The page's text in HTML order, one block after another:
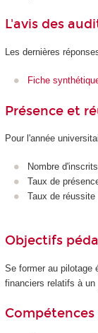
L'avis des
Les dernières
Fiche
Présence et
Pour l'année
Nombre
Taux de
Taux de
Objectifs
Se former au pilotage
financiers relatifs à un
Compétences